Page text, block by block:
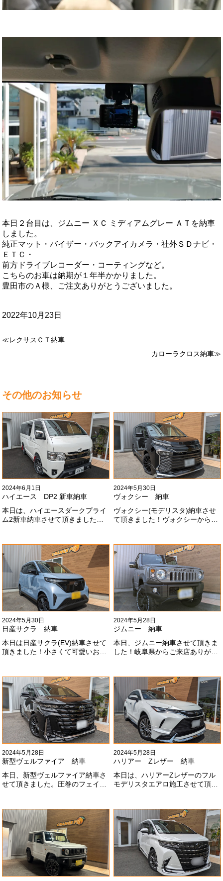
本日２台目は、ジムニー ＸＣ ミディアムグレー ＡＴを納車
しました。
純正マット・バイザー・バックアイカメラ・社外ＳＤナビ・
ＥＴＣ・
前方ドライブレコーダー・コーティングなど。
こちらのお車は納期が１年半かかりました。
豊田市のＡ様、ご注文ありがとうございました。
2022年10月23日
≪レクサスＣＴ納車
カローラクロス納車≫
その他のお知らせ
2024年6月1日
ハイエース DP2 新車納車
本日は、ハイエースダークプライ
ム2新車納車させて頂きました！
ました#x1f60a;
2024年5月30日
ヴォクシー 納車
ヴォクシー(モデリスタ)納車させ
て頂きました！ヴォクシーからヴ
利用頂きありがとうございます
#x1f60a;
2024年5月30日
日産サクラ 納車
本日は日産サクラ(EV)納車させて
頂きました！小さくて可愛いお車
#x1f60a;#x1f60a;M様ありがとう
ございました#x1f60a;
2024年5月28日
ジムニー 納車
本日、ジムニー納車させて頂きま
した！岐阜県からご来店ありがと
ープンカントリー、ホイールと、
可愛い仕様になりました！これか
らもよろしくお願いします
#x1f647;#x200d;#x2640;#xfe0f;
2024年5月28日
新型ヴェルファイア 納車
本日、新型ヴェルファイア納車さ
せて頂きました。圧巻のフェイス
なりました！いつも本当にありが
とうございます#x1f60a;
2024年5月28日
ハリアー Zレザー 納車
本日は、ハリアーZレザーのフル
モデリスタエアロ施工させて頂き
全然、思い通りエアロが入ってき
ませんね。。今後とも宜しくお願
いします！